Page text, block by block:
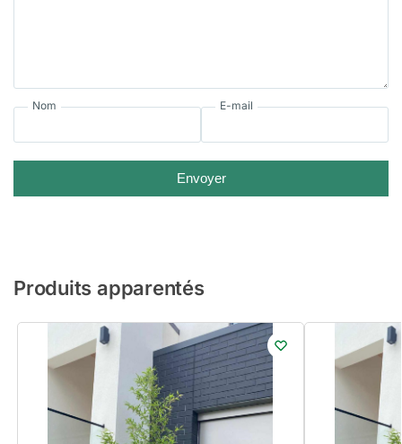
Nom E-mail
Envoyer
Produits apparentés